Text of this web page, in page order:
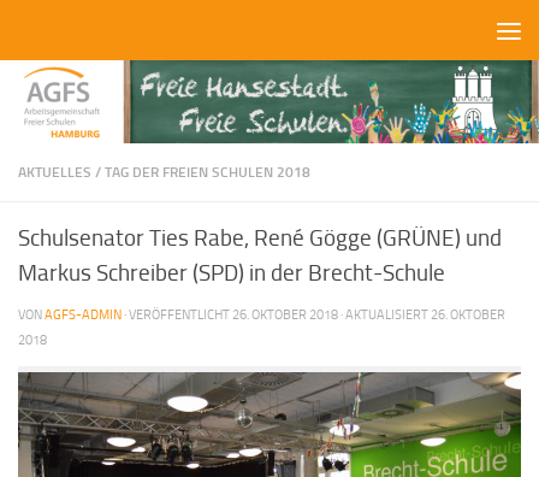
AKTUELLES / TAG DER FREIEN SCHULEN 2018
Schulsenator Ties Rabe, René Gögge (GRÜNE) und
Markus Schreiber (SPD) in der Brecht-Schule
VONAGFS-ADMIN · VERÖFFENTLICHT 26. OKTOBER 2018 · AKTUALISIERT 26. OKTOBER
2018